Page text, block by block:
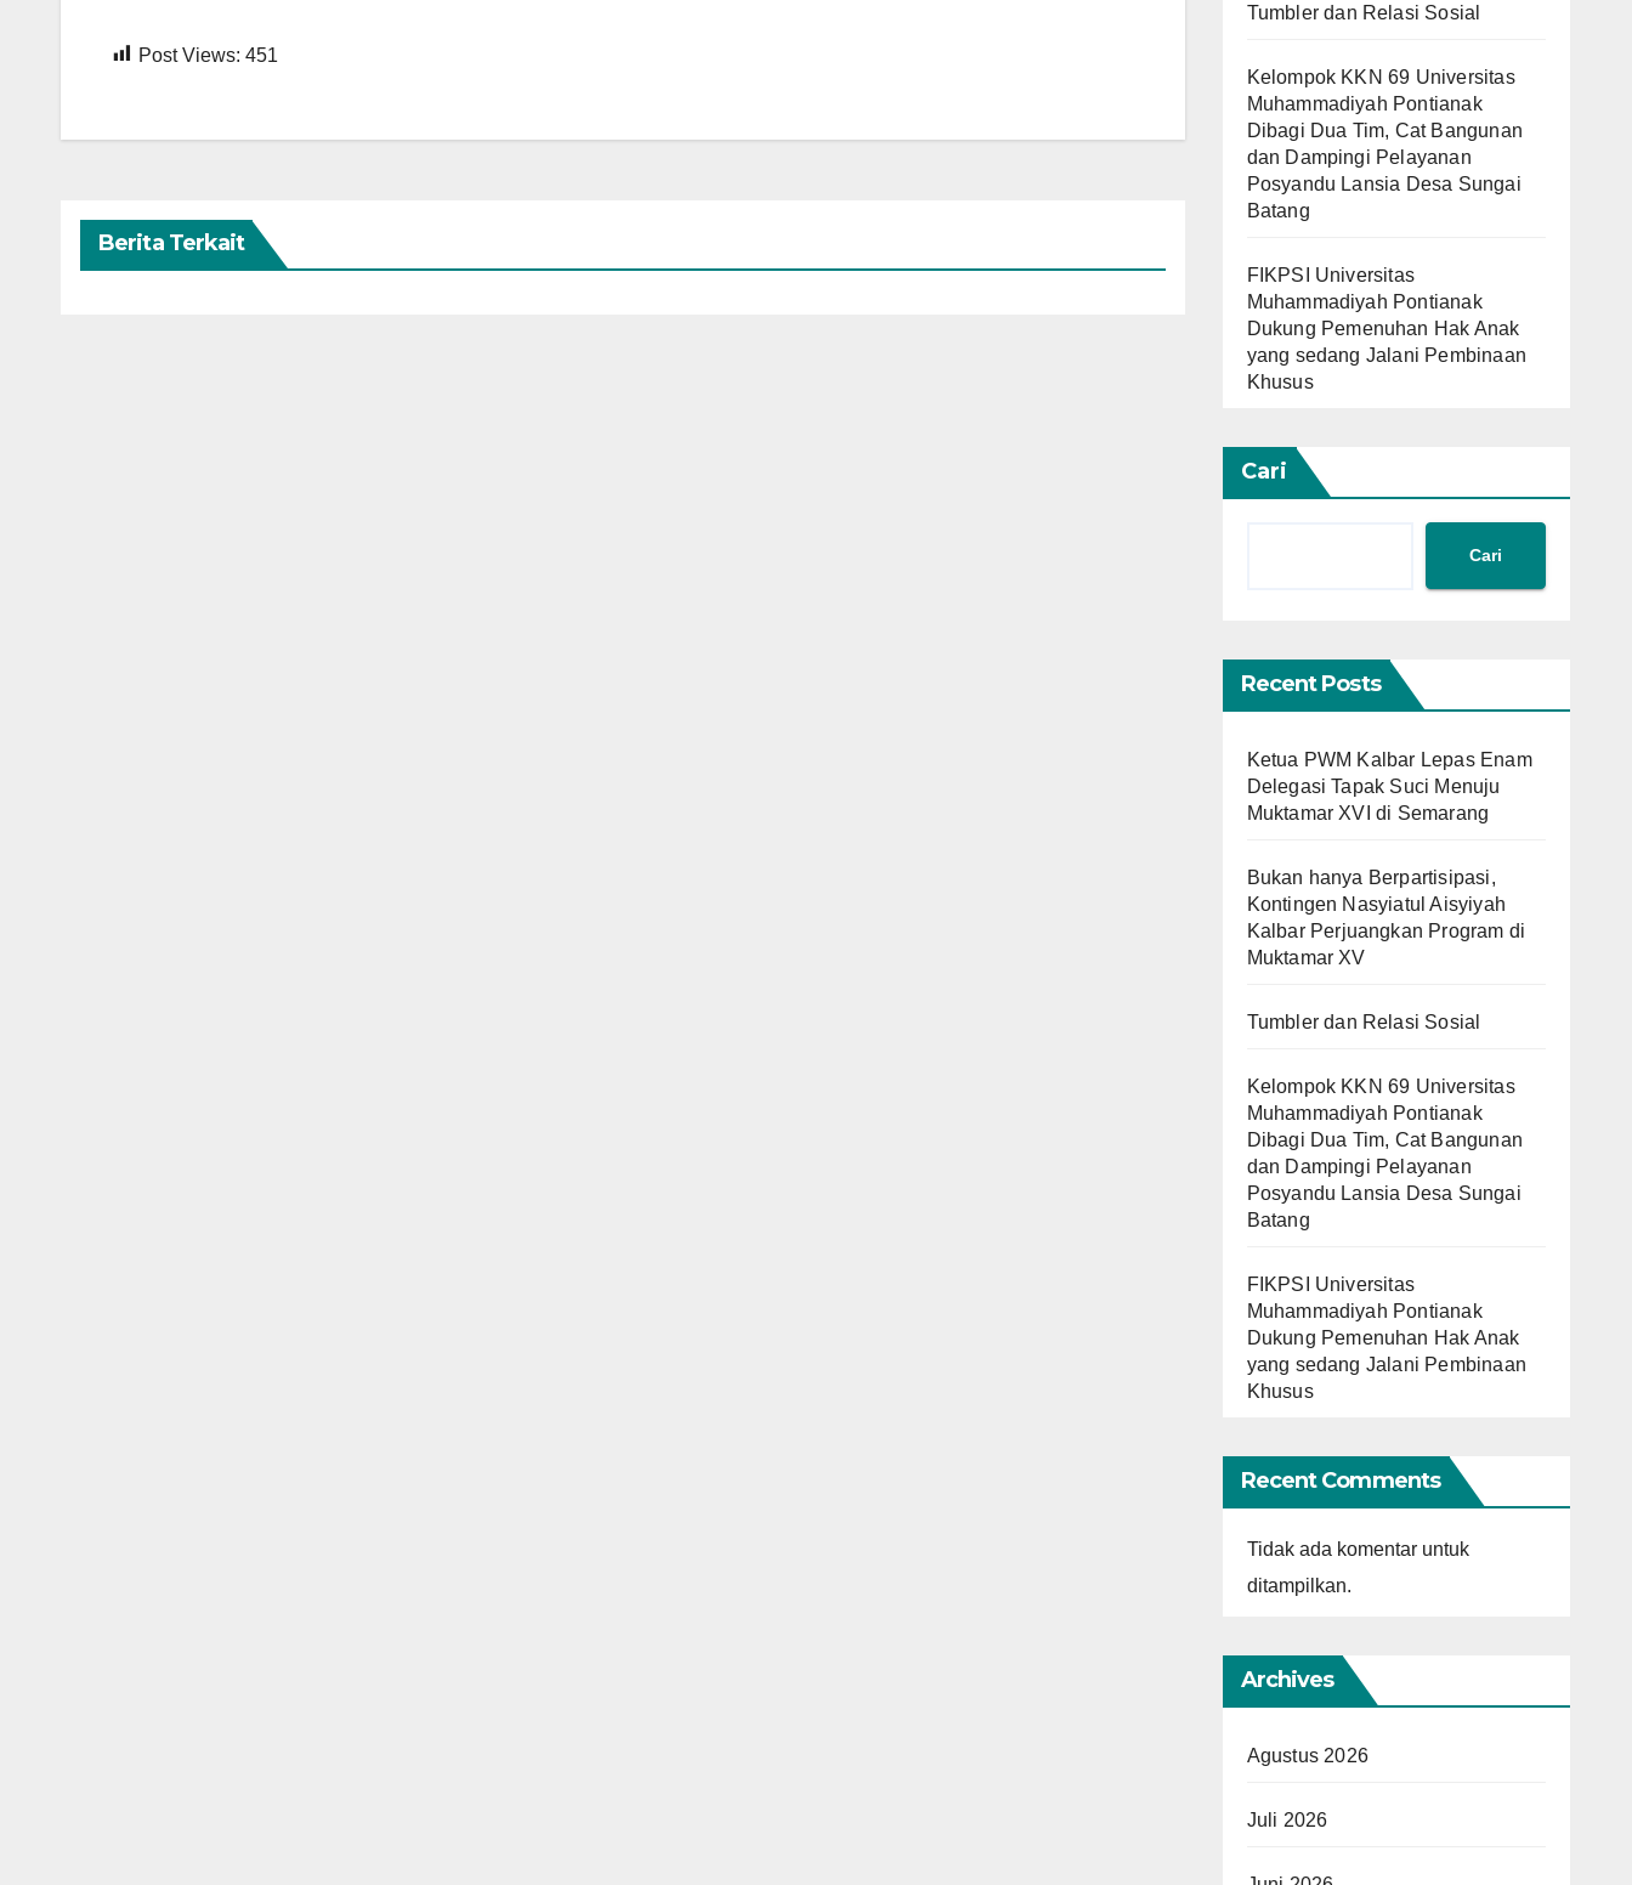
Post Views: 451
Berita Terkait
Tumbler dan Relasi Sosial
Kelompok KKN 69 Universitas
Muhammadiyah Pontianak
Dibagi Dua Tim, Cat Bangunan
dan Dampingi Pelayanan
Posyandu Lansia Desa Sungai
Batang
FIKPSI Universitas
Muhammadiyah Pontianak
Dukung Pemenuhan Hak Anak
yang sedang Jalani Pembinaan
Khusus
Cari
Cari
Recent Posts
Ketua PWM Kalbar Lepas Enam
Delegasi Tapak Suci Menuju
Muktamar XVI di Semarang
Bukan hanya Berpartisipasi,
Kontingen Nasyiatul Aisyiyah
Kalbar Perjuangkan Program di
Muktamar XV
Tumbler dan Relasi Sosial
Kelompok KKN 69 Universitas
Muhammadiyah Pontianak
Dibagi Dua Tim, Cat Bangunan
dan Dampingi Pelayanan
Posyandu Lansia Desa Sungai
Batang
FIKPSI Universitas
Muhammadiyah Pontianak
Dukung Pemenuhan Hak Anak
yang sedang Jalani Pembinaan
Khusus
Recent Comments
Tidak ada komentar untuk
ditampilkan.
Archives
Agustus 2026
Juli 2026